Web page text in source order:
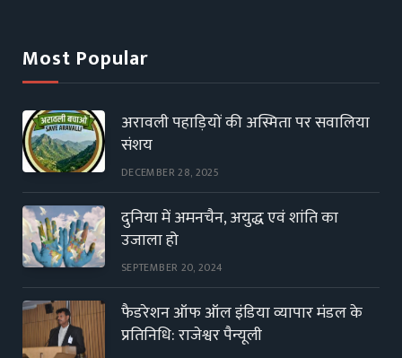
Most Popular
अरावली पहाड़ियों की अस्मिता पर सवालिया
संशय
DECEMBER 28, 2025
दुनिया में अमनचैन, अयुद्ध एवं शांति का
उजाला हो
SEPTEMBER 20, 2024
फैडरेशन ऑफ ऑल इंडिया व्यापार मंडल के
प्रतिनिधि: राजेश्वर पैन्यूली